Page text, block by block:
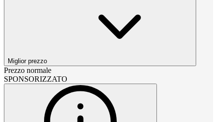
Miglior prezzo
Prezzo normale
SPONSORIZZATO